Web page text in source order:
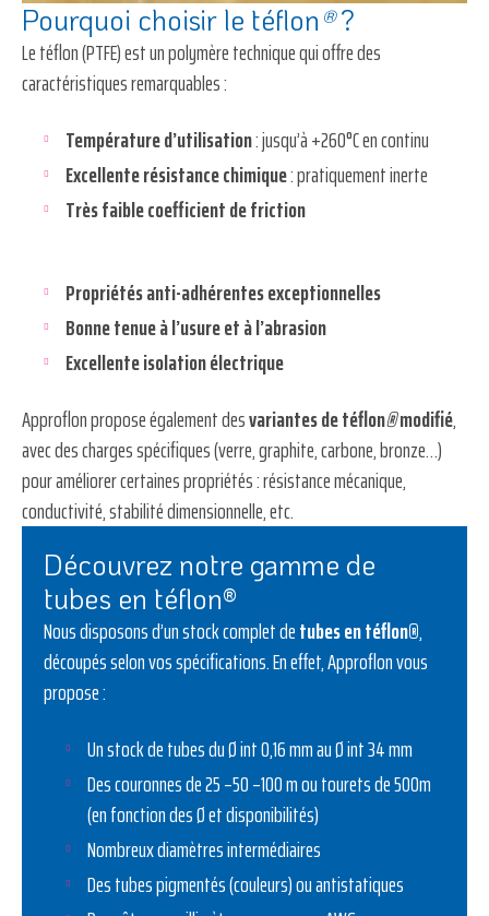
Pourquoi choisir le téflon®?
Le téflon (PTFE) est un polymère technique qui offre des
caractéristiques remarquables :
Température d’utilisation: jusqu’à +260°C en continu
Excellente résistance chimique: pratiquement inerte
Très faible coefficient de friction
Propriétés anti-adhérentes exceptionnelles
Bonne tenue à l’usure et à l’abrasion
Excellente isolation électrique
Approflonpropose également desvariantes de téflon®modifié,
avec des charges spécifiques (verre, graphite, carbone, bronze…)
pour améliorer certaines propriétés : résistance mécanique,
conductivité, stabilité dimensionnelle, etc.
Découvrez notre gamme de
tubes en téflon®
Nous disposons d’un stock complet detubes en téflon®,
découpés selon vos spécifications. En effet,Approflonvous
propose :
Un stock de tubes du Ø int 0,16 mm au Ø int 34 mm
Des couronnes de 25 –50 –100 m ou tourets de 500m
(en fonction des Ø et disponibilités)
Nombreux diamètres intermédiaires
Des tubes pigmentés (couleurs) ou antistatiques